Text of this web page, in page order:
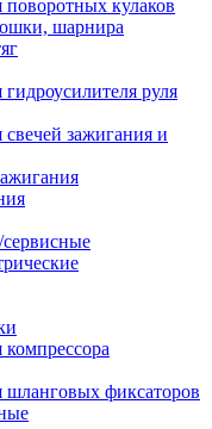
кулаков
шарнира
руля
зажигания и
шланговых фиксаторов